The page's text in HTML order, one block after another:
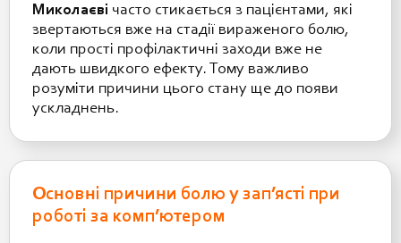
Миколаєві часто стикається з пацієнтами, які
звертаються вже на стадії вираженого болю,
коли прості профілактичні заходи вже не
дають швидкого ефекту. Тому важливо
розуміти причини цього стану ще до появи
ускладнень.
Основні причини болю у зап’ясті при
роботі за комп’ютером